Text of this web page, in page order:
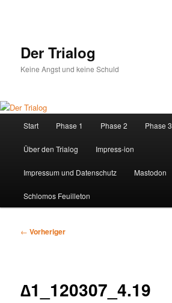
Der Trialog
Keine Angst und keine Schuld
Start Phase 1 Phase 2 Phase 3
Über den Trialog Impress-ion
Impressum und Datenschutz Mastodon
Schlomos Feuilleton
Beitragsnavigation
← Vorheriger
∆1_120307_4.19